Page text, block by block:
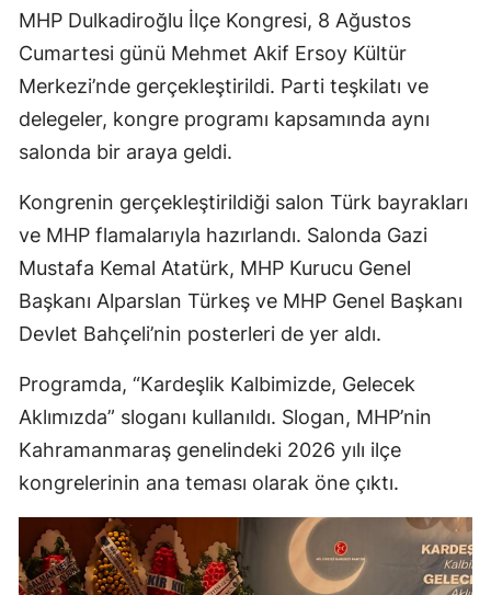
MHP Dulkadiroğlu İlçe Kongresi, 8 Ağustos
Cumartesi günü Mehmet Akif Ersoy Kültür
Merkezi’nde gerçekleştirildi. Parti teşkilatı ve
delegeler, kongre programı kapsamında aynı
salonda bir araya geldi.
Kongrenin gerçekleştirildiği salon Türk bayrakları
ve MHP flamalarıyla hazırlandı. Salonda Gazi
Mustafa Kemal Atatürk, MHP Kurucu Genel
Başkanı Alparslan Türkeş ve MHP Genel Başkanı
Devlet Bahçeli’nin posterleri de yer aldı.
Programda, “Kardeşlik Kalbimizde, Gelecek
Aklımızda” sloganı kullanıldı. Slogan, MHP’nin
Kahramanmaraş genelindeki 2026 yılı ilçe
kongrelerinin ana teması olarak öne çıktı.